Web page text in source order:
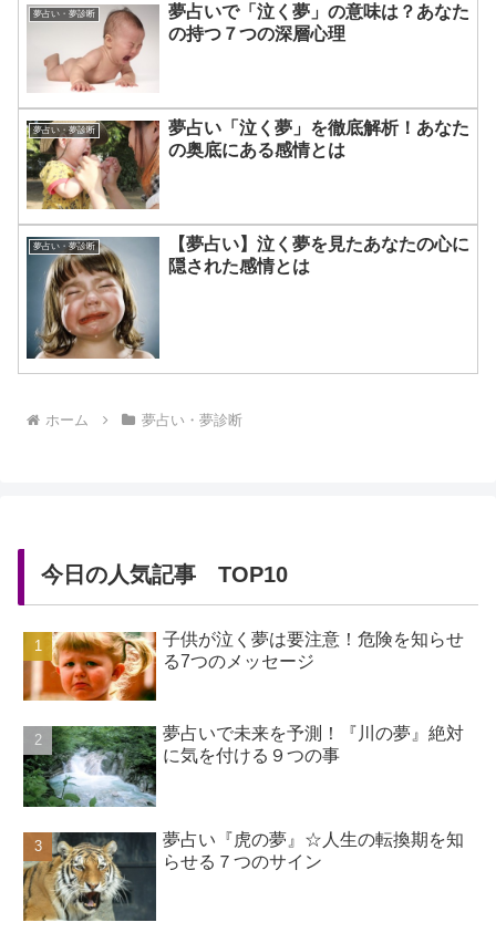
夢占い・夢診断
夢占いで「泣く夢」の意味は？あなた
の持つ７つの深層心理
夢占い・夢診断
夢占い「泣く夢」を徹底解析！あなた
の奥底にある感情とは
夢占い・夢診断
【夢占い】泣く夢を見たあなたの心に
隠された感情とは
ホーム 夢占い・夢診断
今日の人気記事 TOP10
子供が泣く夢は要注意！危険を知らせ
る7つのメッセージ
夢占いで未来を予測！『川の夢』絶対
に気を付ける９つの事
夢占い『虎の夢』☆人生の転換期を知
らせる７つのサイン